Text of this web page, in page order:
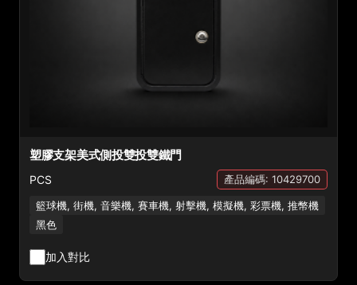
塑膠支架美式側投雙投雙鐵門
PCS 產品編碼: 10429700
籃球機, 街機, 音樂機, 賽車機, 射擊機, 模擬機, 彩票機, 推幣機
黑色
加入對比